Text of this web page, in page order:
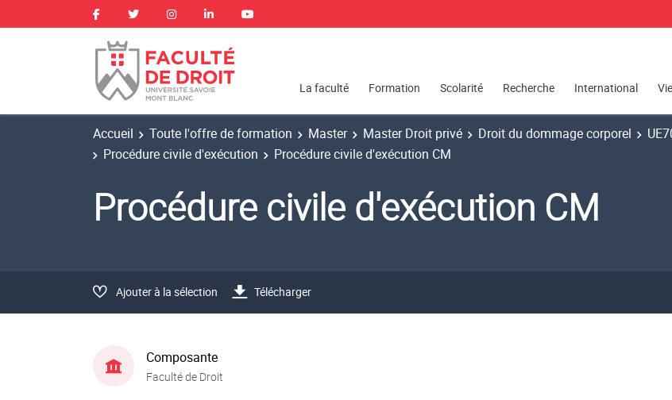
La faculté Formation Scolarité Recherche International
Accueil Toute l'offre de formation Master Master Droit privé Droit du dommage corporel
Procédure civile d'exécution
Procédure civile d'exécution CM
Procédure civile d'exécution CM
Ajouter à la sélection Télécharger
Composante
Faculté de Droit